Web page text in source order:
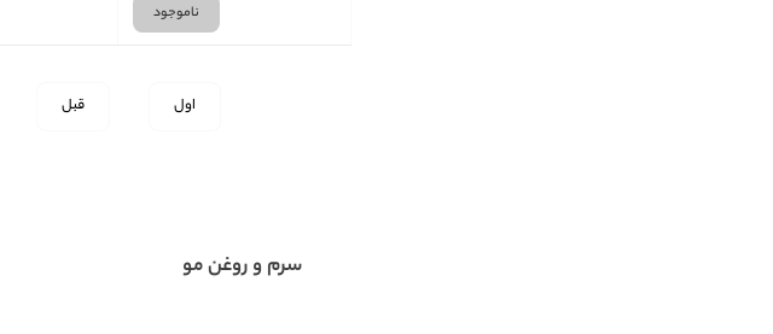
ناموجود
اول قبل
سرم و روغن مو